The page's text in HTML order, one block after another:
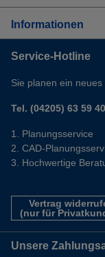
Informationen
Service-Hotline
Sie planen ein
Tel. (04205) 63 59 40
Planungsservice
CAD-
Hochwertige
Vertrag
(nur für
Unsere